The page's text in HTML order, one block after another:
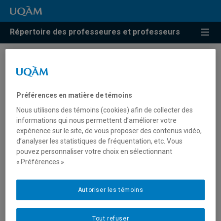
Répertoire des professeures et professeurs
Résultats de recherche pour
Boivin, Maryse
boivin.maryse@uqam.ca
Tourisme social
Jolin, Louis
Préférences en matière de témoins
Nous utilisons des témoins (cookies) afin de collecter des
informations qui nous permettent d’améliorer votre
expérience sur le site, de vous proposer des contenus vidéo,
d’analyser les statistiques de fréquentation, etc. Vous
pouvez personnaliser votre choix en sélectionnant
« Préférences ».
Tout refuser
Autoriser les témoins